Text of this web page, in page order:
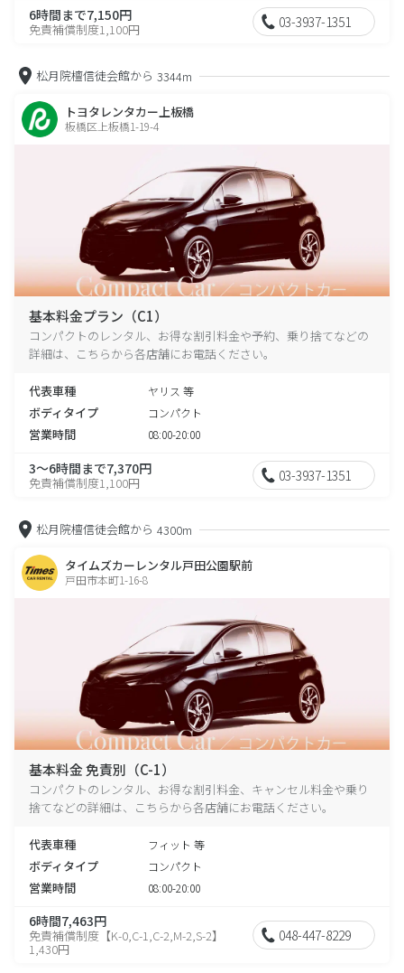
6時間まで7,150円
免責補償制度1,100円 03-3937-1351
松月院檀信徒会館から 3344m
トヨタレンタカー上板橋
板橋区上板橋1-19-4
基本料金プラン（C1）
コンパクトのレンタル、お得な割引料金や予約、乗り捨てなどの
詳細は、こちらから各店舗にお電話ください。
代表車種 ヤリス 等
ボディタイプ コンパクト
営業時間 08:00-20:00
3～6時間まで7,370円
免責補償制度1,100円 03-3937-1351
松月院檀信徒会館から 4300m
タイムズカーレンタル戸田公園駅前
戸田市本町1-16-8
基本料金 免責別（C-1）
コンパクトのレンタル、お得な割引料金、キャンセル料金や乗り
捨てなどの詳細は、こちらから各店舗にお電話ください。
代表車種 フィット 等
ボディタイプ コンパクト
営業時間 08:00-20:00
6時間7,463円
免責補償制度【K-0,C-1,C-2,M-2,S-2】
1,430円
048-447-8229